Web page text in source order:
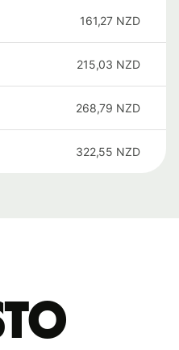
161,27 NZD
215,03 NZD
268,79 NZD
322,55 NZD